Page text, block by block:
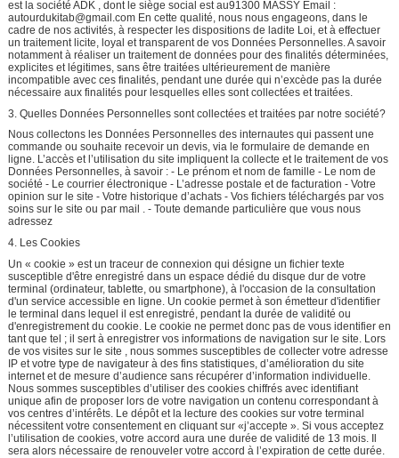
est la société ADK , dont le siège social est au91300 MASSY Email :
autourdukitab@gmail.com En cette qualité, nous nous engageons, dans le
cadre de nos activités, à respecter les dispositions de ladite Loi, et à effectuer
un traitement licite, loyal et transparent de vos Données Personnelles. A savoir
notamment à réaliser un traitement de données pour des finalités déterminées,
explicites et légitimes, sans être traitées ultérieurement de manière
incompatible avec ces finalités, pendant une durée qui n’excède pas la durée
nécessaire aux finalités pour lesquelles elles sont collectées et traitées.
3. Quelles Données Personnelles sont collectées et traitées par notre société?
Nous collectons les Données Personnelles des internautes qui passent une
commande ou souhaite recevoir un devis, via le formulaire de demande en
ligne. L’accès et l’utilisation du site impliquent la collecte et le traitement de vos
Données Personnelles, à savoir : - Le prénom et nom de famille - Le nom de
société - Le courrier électronique - L’adresse postale et de facturation - Votre
opinion sur le site - Votre historique d’achats - Vos fichiers téléchargés par vos
soins sur le site ou par mail . - Toute demande particulière que vous nous
adressez
4. Les Cookies
Un « cookie » est un traceur de connexion qui désigne un fichier texte
susceptible d'être enregistré dans un espace dédié du disque dur de votre
terminal (ordinateur, tablette, ou smartphone), à l'occasion de la consultation
d'un service accessible en ligne. Un cookie permet à son émetteur d'identifier
le terminal dans lequel il est enregistré, pendant la durée de validité ou
d'enregistrement du cookie. Le cookie ne permet donc pas de vous identifier en
tant que tel ; il sert à enregistrer vos informations de navigation sur le site. Lors
de vos visites sur le site , nous sommes susceptibles de collecter votre adresse
IP et votre type de navigateur à des fins statistiques, d’amélioration du site
internet et de mesure d’audience sans récupérer d’information individuelle.
Nous sommes susceptibles d’utiliser des cookies chiffrés avec identifiant
unique afin de proposer lors de votre navigation un contenu correspondant à
vos centres d’intérêts. Le dépôt et la lecture des cookies sur votre terminal
nécessitent votre consentement en cliquant sur «j’accepte ». Si vous acceptez
l’utilisation de cookies, votre accord aura une durée de validité de 13 mois. Il
sera alors nécessaire de renouveler votre accord à l’expiration de cette durée.